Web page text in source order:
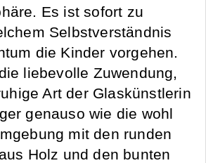
Es ist sofort zu
Selbstverständnis
die Kinder vorgehen.
liebevolle Zuwendung,
Art der Glaskünstlerin
genauso wie die wohl
mit den runden
Holz und den bunten